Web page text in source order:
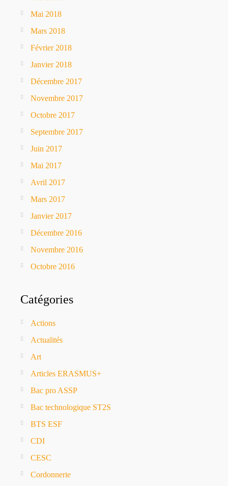
Mai 2018
Mars 2018
Février 2018
Janvier 2018
Décembre 2017
Novembre 2017
Octobre 2017
Septembre 2017
Juin 2017
Mai 2017
Avril 2017
Mars 2017
Janvier 2017
Décembre 2016
Novembre 2016
Octobre 2016
Catégories
Actions
Actualités
Art
Articles ERASMUS+
Bac pro ASSP
Bac technologique ST2S
BTS ESF
CDI
CESC
Cordonnerie